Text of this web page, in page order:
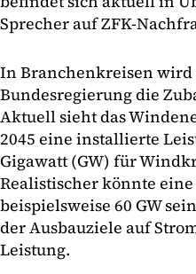
Sprecher auf ZFK-
In Branchenkreisen wird
Bundesregierung die
Aktuell sieht das
2045 eine installierte
Gigawatt (GW) für
Realistischer könnte
beispielsweise 60 GW
der Ausbauziele auf
Leistung.